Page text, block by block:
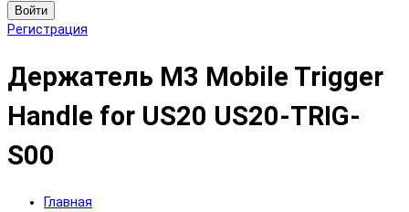
Войти
Регистрация
Держатель M3 Mobile Trigger
Handle for US20 US20-TRIG-
S00
Главная